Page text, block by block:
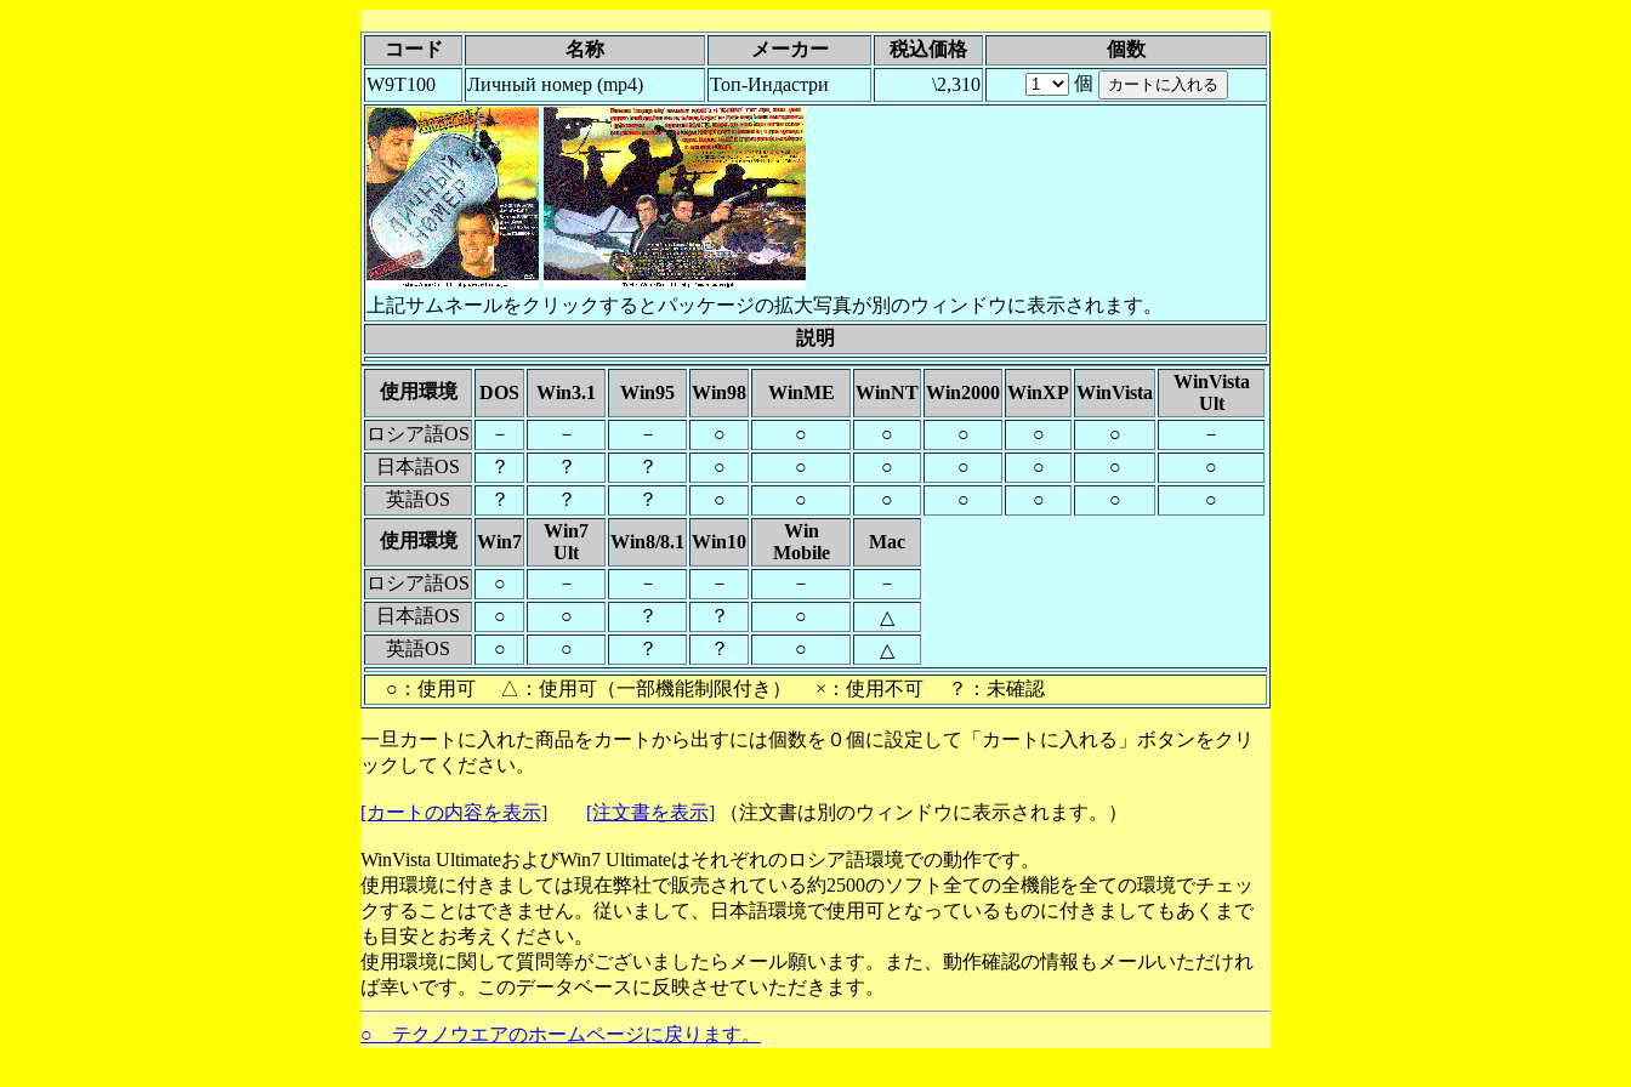
コード 名称 メーカー 税込価格
個数
W9T100
Личный номер (mp4) Топ-Индастри \2,310 個
上記サムネールをクリックするとパッケージの拡大写真が別のウィンドウに表示されます。
説明
使用環境 DOS Win3.1 Win95 Win98 WinME WinNT Win2000 WinXP WinVista
WinVista
Ult
ロシア語OS
－ － － ○ ○ ○ ○ ○ ○
－
日本語OS
？ ？ ？ ○ ○ ○ ○ ○ ○
○
英語OS
？ ？ ？ ○ ○ ○ ○ ○ ○
○
使用環境
Win7
Win7
Ult
Win8/8.1 Win10
Win
Mobile
Mac
ロシア語OS
○ － － － －
－
日本語OS
○ ○ ？ ？ ○
△
英語OS
○ ○ ？ ？ ○
△
○：使用可 △：使用可（一部機能制限付き） ×：使用不可 ？：未確認
一旦カートに入れた商品をカートから出すには個数を０個に設定して「カートに入れる」ボタンをクリ
ックしてください。
[カートの内容を表示] [注文書を表示] （注文書は別のウィンドウに表示されます。）
WinVista UltimateおよびWin7 Ultimateはそれぞれのロシア語環境での動作です。
使用環境に付きましては現在弊社で販売されている約2500のソフト全ての全機能を全ての環境でチェッ
クすることはできません。従いまして、日本語環境で使用可となっているものに付きましてもあくまで
も目安とお考えください。
使用環境に関して質問等がございましたらメール願います。また、動作確認の情報もメールいただけれ
ば幸いです。このデータベースに反映させていただきます。
○ テクノウエアのホームページに戻ります。